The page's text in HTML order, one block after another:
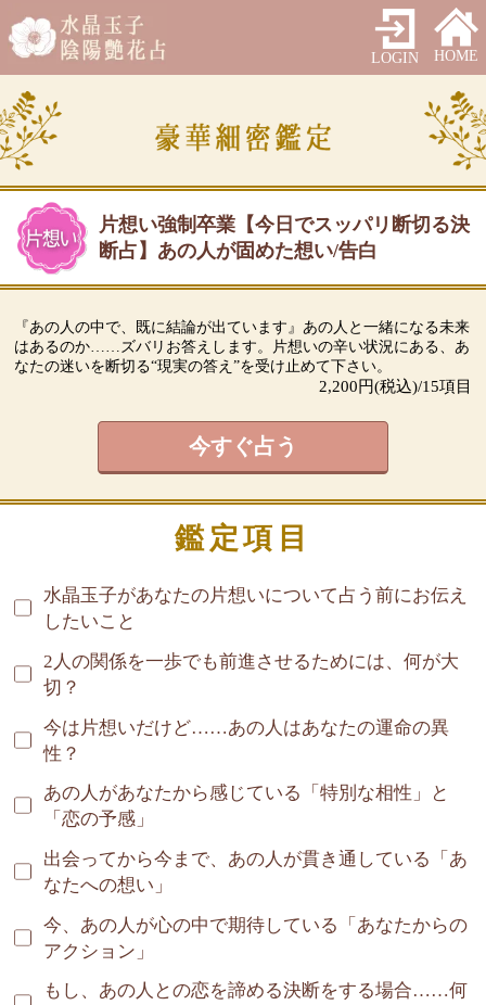
LOGIN HOME
片想い強制卒業【今日でスッパリ断切る決
断占】あの人が固めた想い/告白
『あの人の中で、既に結論が出ています』あの人と一緒になる未来
はあるのか……ズバリお答えします。片想いの辛い状況にある、あ
なたの迷いを断切る“現実の答え”を受け止めて下さい。
2,200円(税込)/15項目
今すぐ占う
鑑定項目
水晶玉子があなたの片想いについて占う前にお伝え
したいこと
2人の関係を一歩でも前進させるためには、何が大
切？
今は片想いだけど……あの人はあなたの運命の異
性？
あの人があなたから感じている「特別な相性」と
「恋の予感」
出会ってから今まで、あの人が貫き通している「あ
なたへの想い」
今、あの人が心の中で期待している「あなたからの
アクション」
もし、あの人との恋を諦める決断をする場合……何